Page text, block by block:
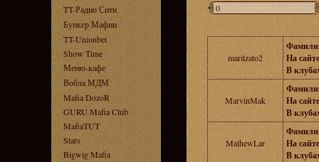
TT-Радио Сити
Бункер Мафии
TT-Unionbet
Show Time
Меню-кафе
Вобла МДМ
Mafia DozoR
GURU Mafia Club
MafiaTUT
Stars
Bigwig Mafia
maritzato2
На
В
MarvinMak
На
В
MathewLar
На
В